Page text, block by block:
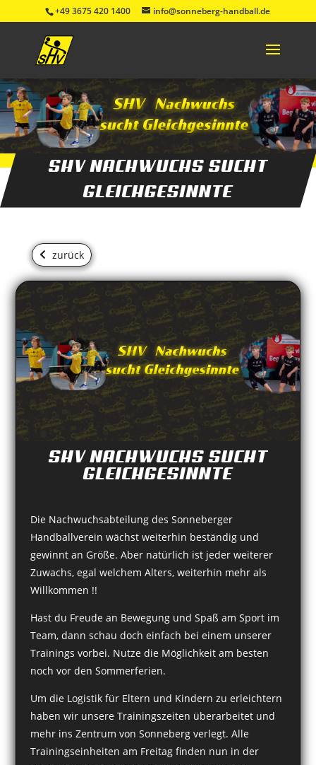
+49 3675 420 1400 info@sonneberg-handball.de
SHV NACHWUCHS SUCHT
GLEICHGESINNTE
zurück
SHV NACHWUCHS SUCHT
GLEICHGESINNTE
Die Nachwuchsabteilung des Sonneberger
Handballverein wächst weiterhin beständig und
gewinnt an Größe. Aber natürlich ist jeder weiterer
Zuwachs, egal welchem Alters, weiterhin mehr als
Willkommen !!
Hast du Freude an Bewegung und Spaß am Sport im
Team, dann schau doch einfach bei einem unserer
Trainings vorbei. Nutze die Möglichkeit am besten
noch vor den Sommerferien.
Um die Logistik für Eltern und Kindern zu erleichtern
haben wir unsere Trainingszeiten überarbeitet und
mehr ins Zentrum von Sonneberg verlegt. Alle
Trainingseinheiten am Freitag finden nun in der